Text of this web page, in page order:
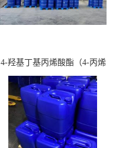
4-羟基丁基丙烯酸酯（4-丙烯
酸羟丁酯）